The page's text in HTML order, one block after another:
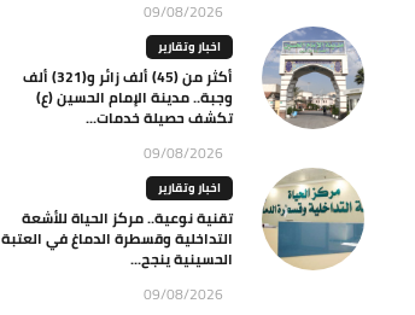
09/08/2026
اخبار وتقارير
أكثر من (45) ألف زائر و(321) ألف
وجبة.. مدينة الإمام الحسين (ع)
تكشف حصيلة خدمات...
09/08/2026
اخبار وتقارير
تقنية نوعية.. مركز الحياة للأشعة
التداخلية وقسطرة الدماغ في العتبة
الحسينية ينجح...
09/08/2026